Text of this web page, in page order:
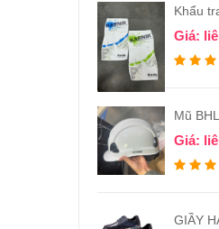
Khẩu
Giá:
Mũ
Giá:
GIẦY